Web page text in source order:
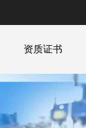
资质证书